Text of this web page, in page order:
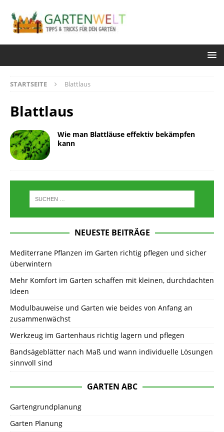
STARTSEITE Blattlaus
Blattlaus
Wie man Blattläuse effektiv bekämpfen
kann
NEUESTE BEITRÄGE
Mediterrane Pflanzen im Garten richtig pflegen und sicher
überwintern
Mehr Komfort im Garten schaffen mit kleinen, durchdachten
Ideen
Modulbauweise und Garten wie beides von Anfang an
zusammenwächst
Werkzeug im Gartenhaus richtig lagern und pflegen
Bandsägeblätter nach Maß und wann individuelle Lösungen
sinnvoll sind
GARTEN ABC
Gartengrundplanung
Garten Planung